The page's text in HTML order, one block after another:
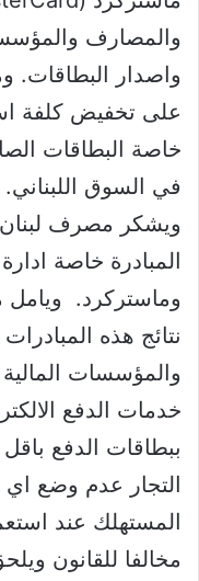
والمصارف
واصدار البطاقات.
على تخفيض كلفة
خاصة البطاقات
في السوق اللبناني.
ويشكر مصرف
المبادرة خاصة
وماستركرد. ويامل
نتائج هذه
والمؤسسات المالية
خدمات الدفع
ببطاقات الدفع
التجار عدم وضع اي
المستهلك عند
مخالفا للقانون